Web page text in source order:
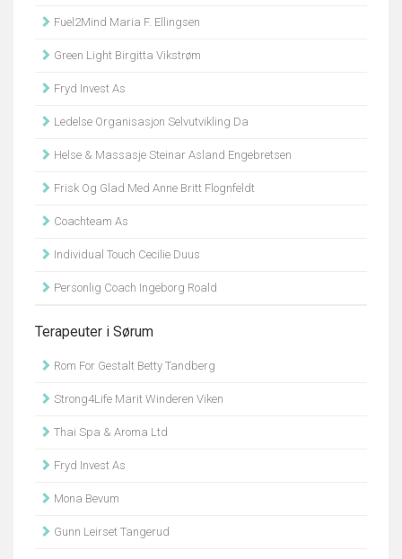
Fuel2Mind Maria F. Ellingsen
Green Light Birgitta Vikstrøm
Fryd Invest As
Ledelse Organisasjon Selvutvikling Da
Helse & Massasje Steinar Asland Engebretsen
Frisk Og Glad Med Anne Britt Flognfeldt
Coachteam As
Individual Touch Cecilie Duus
Personlig Coach Ingeborg Roald
Terapeuter i Sørum
Rom For Gestalt Betty Tandberg
Strong4Life Marit Winderen Viken
Thai Spa & Aroma Ltd
Fryd Invest As
Mona Bevum
Gunn Leirset Tangerud